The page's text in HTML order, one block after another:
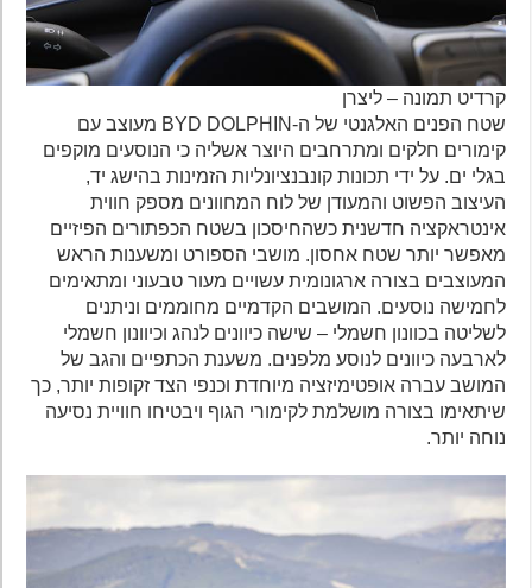
קרדיט תמונה – ליצרן
שטח הפנים האלגנטי של ה-BYD DOLPHIN מעוצב עם
קימורים חלקים ומתרחבים היוצר אשליה כי הנוסעים מוקפים
בגלי ים. על ידי תכונות קונבנציונליות הזמינות בהישג יד,
העיצוב הפשוט והמעודן של לוח המחוונים מספק חווית
אינטראקציה חדשנית כשהחיסכון בשטח הכפתורים הפיזיים
מאפשר יותר שטח אחסון. מושבי הספורט ומשענות הראש
המעוצבים בצורה ארגונומית עשויים מעור טבעוני ומתאימים
לחמישה נוסעים. המושבים הקדמיים מחוממים וניתנים
לשליטה בכוונון חשמלי – שישה כיוונים לנהג וכיוונון חשמלי
לארבעה כיוונים לנוסע מלפנים. משענת הכתפיים והגב של
המושב עברה אופטימיזציה מיוחדת וכנפי הצד זקופות יותר, כך
שיתאימו בצורה מושלמת לקימורי הגוף ויבטיחו חוויית נסיעה
נוחה יותר.